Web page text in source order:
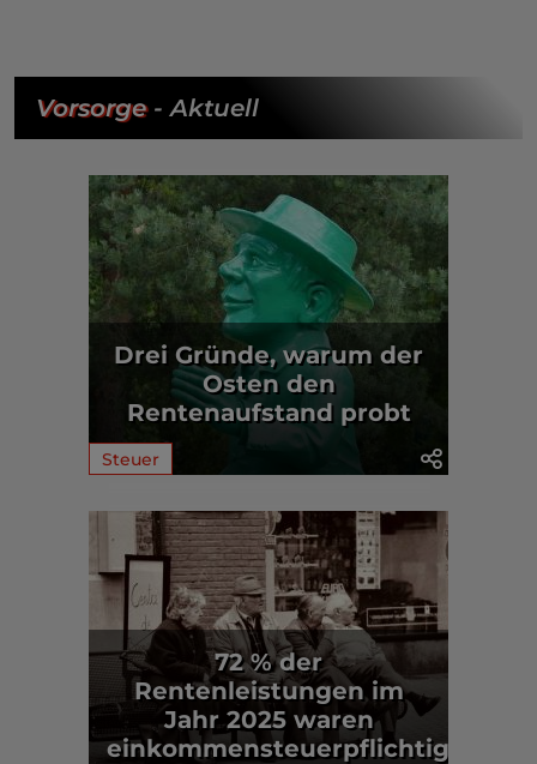
Vorsorge- Aktuell
Drei Gründe, warum der
Osten den
Rentenaufstand probt
Steuer
72 % der
Rentenleistungen im
Jahr 2025 waren
einkommensteuerpflichtig